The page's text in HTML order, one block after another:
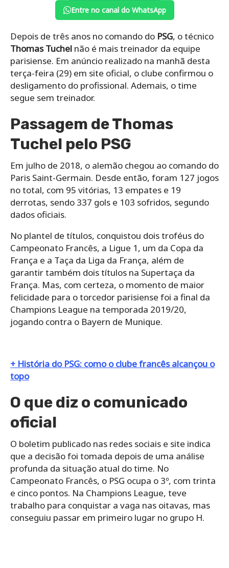
Entre no canal do WhatsApp
Depois de três anos no comando do PSG, o técnico
Thomas Tuchel não é mais treinador da equipe
parisiense. Em anúncio realizado na manhã desta
terça-feira (29) em site oficial, o clube confirmou o
desligamento do profissional. Ademais, o time
segue sem treinador.
Passagem de Thomas
Tuchel pelo PSG
Em julho de 2018, o alemão chegou ao comando do
Paris Saint-Germain. Desde então, foram 127 jogos
no total, com 95 vitórias, 13 empates e 19
derrotas, sendo 337 gols e 103 sofridos, segundo
dados oficiais.
No plantel de títulos, conquistou dois troféus do
Campeonato Francês, a Ligue 1, um da Copa da
França e a Taça da Liga da França, além de
garantir também dois títulos na Supertaça da
França. Mas, com certeza, o momento de maior
felicidade para o torcedor parisiense foi a final da
Champions League na temporada 2019/20,
jogando contra o Bayern de Munique.
+ História do PSG: como o clube francês alcançou o
topo
O que diz o comunicado
oficial
O boletim publicado nas redes sociais e site indica
que a decisão foi tomada depois de uma análise
profunda da situação atual do time. No
Campeonato Francês, o PSG ocupa o 3º, com trinta
e cinco pontos. Na Champions League, teve
trabalho para conquistar a vaga nas oitavas, mas
conseguiu passar em primeiro lugar no grupo H.